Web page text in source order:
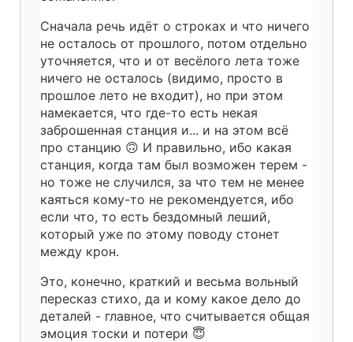
Сначала речь идёт о строках и что ничего
не осталось от прошлого, потом отдельно
уточняется, что и от весёлого лета тоже
ничего не осталось (видимо, просто в
прошлое лето не входит), но при этом
намекается, что где-то есть некая
заброшенная станция и... и на этом всё
про станцию 🙃 И правильно, ибо какая
станция, когда там был возможен терем -
но тоже не случился, за что тем не менее
каяться кому-то не рекомендуется, ибо
если что, то есть бездомный леший,
который уже по этому поводу стонет
между крон.
Это, конечно, краткий и весьма вольный
пересказ стихо, да и кому какое дело до
деталей - главное, что считывается общая
эмоция тоски и потери 😇